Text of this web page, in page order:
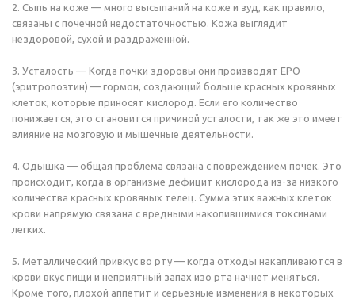
2. Сыпь на коже — много высыпаний на коже и зуд, как правило,
связаны с почечной недостаточностью. Кожа выглядит
нездоровой, сухой и раздраженной.
3. Усталость — Когда почки здоровы они производят EPO
(эритропоэтин) — гормон, создающий больше красных кровяных
клеток, которые приносят кислород. Если его количество
понижается, это становится причиной усталости, так же это имеет
влияние на мозговую и мышечные деятельности.
4. Одышка — общая проблема связана с повреждением почек. Это
происходит, когда в организме дефицит кислорода из-за низкого
количества красных кровяных телец. Сумма этих важных клеток
крови напрямую связана с вредными накопившимися токсинами
легких.
5. Металлический привкус во рту — когда отходы накапливаются в
крови вкус пищи и неприятный запах изо рта начнет меняться.
Кроме того, плохой аппетит и серьезные изменения в некоторых